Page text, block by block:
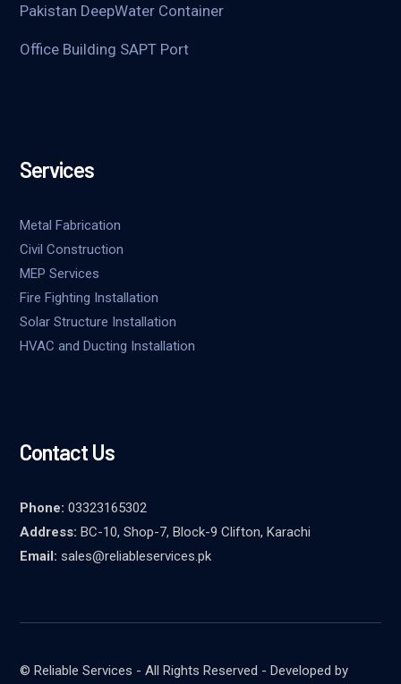
Pakistan DeepWater Container
Office Building SAPT Port
Services
Metal Fabrication
Civil Construction
MEP Services
Fire Fighting Installation
Solar Structure Installation
HVAC and Ducting Installation
Contact Us
Phone: 03323165302
Address: BC-10, Shop-7, Block-9 Clifton, Karachi
Email: sales@reliableservices.pk
© Reliable Services - All Rights Reserved - Developed by